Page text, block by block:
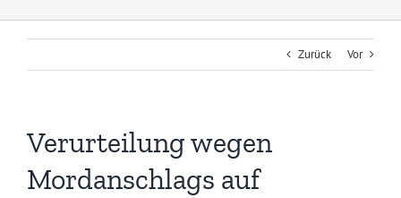
Zurück Vor
Verurteilung wegen
Mordanschlags auf